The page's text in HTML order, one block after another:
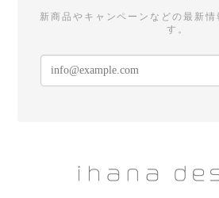
新商品やキャンペーンなどの最新情
す。